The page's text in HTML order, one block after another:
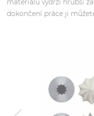
materiálu vydrží hrubší
dokončení práce ji